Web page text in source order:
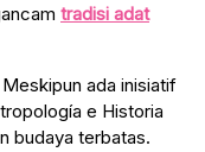
tradisi adat
Meskipun ada inisiatif
e Historia
budaya terbatas.